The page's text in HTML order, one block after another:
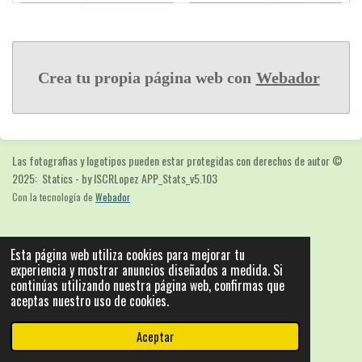
Esta página web utiliza cookies para mejorar tu
experiencia y mostrar anuncios diseñados a medida. Si
continúas utilizando nuestra página web, confirmas que
aceptas nuestro uso de cookies.
Aceptar
Crea tu propia página web con Webador
Las fotografias y logotipos pueden estar protegidas con derechos de autor©
2025: Statics - by ISCRLopez APP_Stats_v5.103
Con la tecnología de Webador